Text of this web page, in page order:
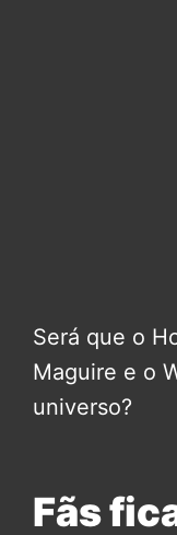
Será que o
Maguire e o
universo?
Fãs